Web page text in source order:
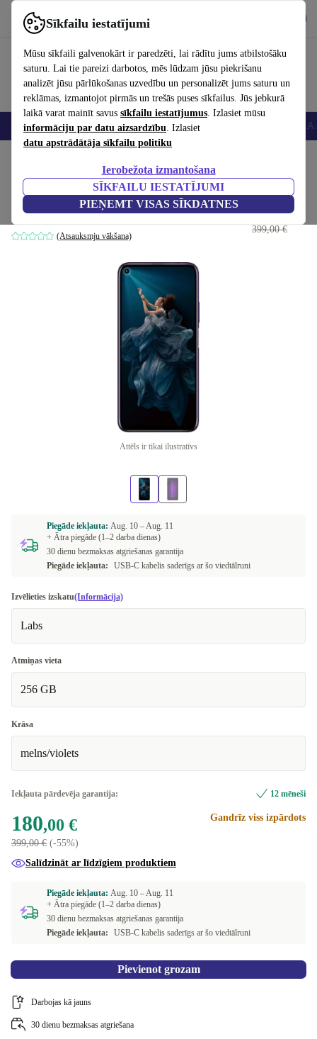
Sīkfailu iestatījumi
Mūsu sīkfaili galvenokārt ir paredzēti, lai rādītu jums atbilstošāku
saturu. Lai tie pareizi darbotos, mēs lūdzam jūsu piekrišanu
analizēt jūsu pārlūkošanas uzvedību un personalizēt jums saturu un
reklāmas, izmantojot pirmās un trešās puses sīkfailus. Jūs jebkurā
laikā varat mainīt savus sīkfailu iestatījumus. Izlasiet mūsu
informāciju par datu aizsardzību. Izlasiet
datu apstrādātāja sīkfailu politiku
Ierobežota izmantošana
SĪKFAILU IESTATĪJUMI
PIEŅEMT VISAS SĪKDATNES
Izmantojiet refurbed ātri un viegli
Viedtālruņi Portatīvie datori Planšetes Viedpulksteņi
Honor 20 Pro
256 GB | phantom black
(Atsauksmju vākšana)
180,00 €
399,00 €
Attēls ir tikai ilustratīvs
Piegāde iekļauta: Aug. 10 –Aug. 11
+ Ātra piegāde (1–2 darba dienas)
30 dienu bezmaksas atgriešanas garantija
Piegāde iekļauta:
USB-C kabelis saderīgs ar šo viedtālruni
Izvēlieties izskatu(Informācija)
Labs
Atmiņas vieta
256 GB
Krāsa
melns/violets
Iekļauta pārdevēja garantija: 12 mēneši
180,00 €
399,00 € (-55%)
Gandrīz viss izpārdots
Salīdzināt ar līdzīgiem produktiem
Piegāde iekļauta: Aug. 10 –Aug. 11
+ Ātra piegāde (1–2 darba dienas)
30 dienu bezmaksas atgriešanas garantija
Piegāde iekļauta:
USB-C kabelis saderīgs ar šo viedtālruni
Pievienot grozam
Darbojas kā jauns
30 dienu bezmaksas atgriešana